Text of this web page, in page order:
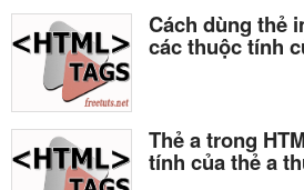
Cách dùng thẻ
các thuộc tính
Thẻ a trong
tính của thẻ a